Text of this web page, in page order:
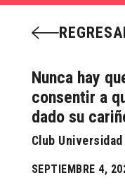
Nunca hay
consentir a
dado su
Club Universidad
SEPTIEMBRE 4,